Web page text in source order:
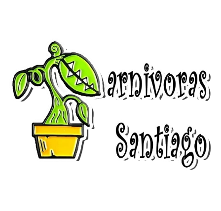
Sustrato
Un sustrato es todo aquel material sólido o soporte
físico diferente al suelo, que puede ser natural, de
síntesis o residual, mineral u orgánico, que,
introducido en un recipiente, tierra o un contenedor,
en forma pura o en mezcla, permite y facilita el
anclaje del sistema radicular de las plantas, su
desempeño y soporte.